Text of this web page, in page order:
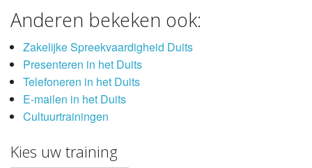
Anderen bekeken ook:
Zakelijke Spreekvaardigheid Duits
Presenteren in het Duits
Telefoneren in het Duits
E-mailen in het Duits
Cultuurtrainingen
Kies uw training